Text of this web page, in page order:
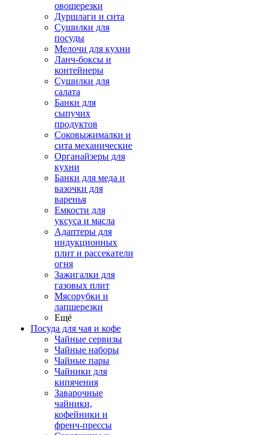
овощерезки
Дуршлаги и сита
Сушилки для
посуды
Мелочи для кухни
Ланч-боксы и
контейнеры
Сушилки для
салата
Банки для
сыпучих
продуктов
Соковыжималки и
сита механические
Органайзеры для
кухни
Банки для меда и
вазочки для
варенья
Емкости для
уксуса и масла
Адаптеры для
индукционных
плит и рассекатели
огня
Зажигалки для
газовых плит
Мясорубки и
лапшерезки
Ещё
Посуда для чая и кофе
Чайные сервизы
Чайные наборы
Чайные пары
Чайники для
кипячения
Заварочные
чайники,
кофейники и
френч-прессы